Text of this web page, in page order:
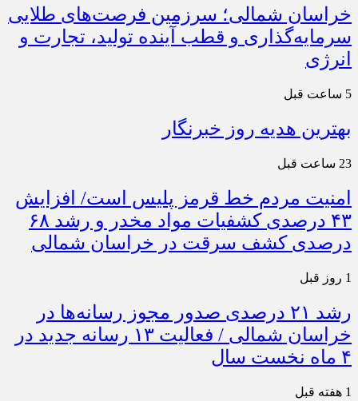
خراسان شمالی؛ سرزمین فرصت‌های طلایی
سرمایه‌گذاری و قطب آینده تولید، تجارت و
انرژی
5 ساعت قبل
بهترین هدیه روز خبرنگار
23 ساعت قبل
امنیت مردم خط قرمز پلیس است/ افزایش
۴۳ درصدی کشفیات مواد مخدر و رشد ۶۸
درصدی کشف سرقت در خراسان شمالی
1 روز قبل
رشد ۲۱ درصدی صدور مجوز رسانه‌ها در
خراسان شمالی / فعالیت ۱۳ رسانه جدید در
۴ ماه نخست سال
1 هفته قبل